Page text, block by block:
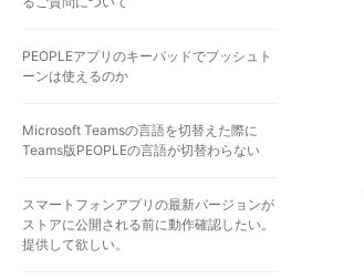
PEOPLEアプリのキーパッドでプッシュト
ーンは使えるのか
Microsoft Teamsの言語を切替えた際に
Teams版PEOPLEの言語が切替わらない
スマートフォンアプリの最新バージョンが
ストアに公開される前に動作確認したい。
提供して欲しい。